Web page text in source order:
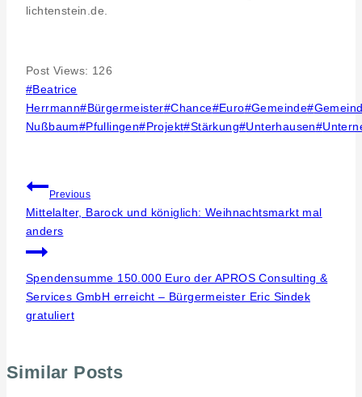
lichtenstein.de.
Post Views: 126
Post
Tags:
#Beatrice
Herrmann#Bürgermeister#Chance#Euro#Gemeinde#
Nußbaum#Pfullingen#Projekt#Stärkung#Unterhausen#
Beitragsnavigation
Previous
Mittelalter, Barock und königlich: Weihnachtsmarkt mal
anders
Spendensumme 150.000 Euro der APROS Consulting &
Services GmbH erreicht – Bürgermeister Eric Sindek
gratuliert
Similar Posts